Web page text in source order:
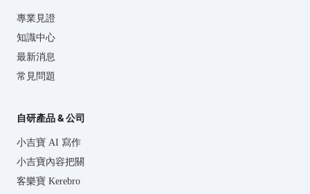
專業見證
知識中心
最新消息
常見問題
自研產品 & 公司
小吉寶 AI 寫作
小吉寶內容把關
客樂寶 Kerebro